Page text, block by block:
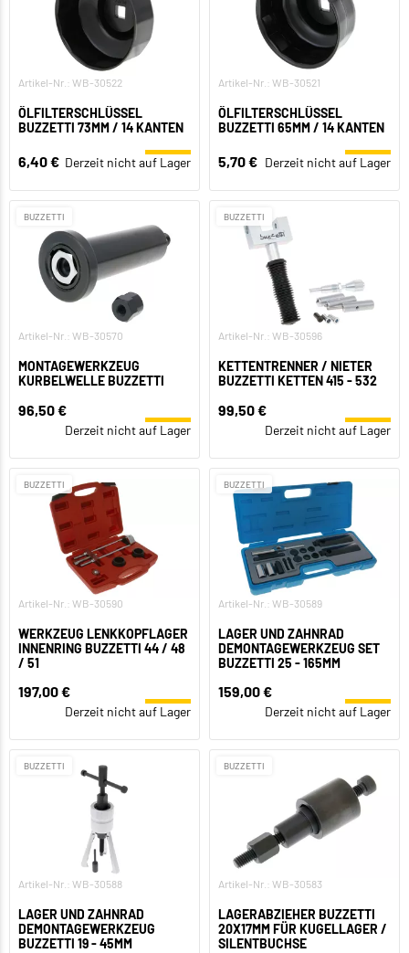
Artikel-Nr.: WB-30522
ÖLFILTERSCHLÜSSEL
BUZZETTI 73MM / 14 KANTEN
6,40 € Derzeit nicht auf Lager
Artikel-Nr.: WB-30521
ÖLFILTERSCHLÜSSEL
BUZZETTI 65MM / 14 KANTEN
5,70 € Derzeit nicht auf Lager
BUZZETTI
Artikel-Nr.: WB-30570
MONTAGEWERKZEUG
KURBELWELLE BUZZETTI
96,50 €
Derzeit nicht auf Lager
BUZZETTI
Artikel-Nr.: WB-30596
KETTENTRENNER / NIETER
BUZZETTI KETTEN 415 - 532
99,50 €
Derzeit nicht auf Lager
BUZZETTI
Artikel-Nr.: WB-30590
WERKZEUG LENKKOPFLAGER
INNENRING BUZZETTI 44 / 48
/ 51
197,00 €
Derzeit nicht auf Lager
BUZZETTI
Artikel-Nr.: WB-30589
LAGER UND ZAHNRAD
DEMONTAGEWERKZEUG SET
BUZZETTI 25 - 165MM
159,00 €
Derzeit nicht auf Lager
BUZZETTI
Artikel-Nr.: WB-30588
LAGER UND ZAHNRAD
DEMONTAGEWERKZEUG
BUZZETTI 19 - 45MM
BUZZETTI
Artikel-Nr.: WB-30583
LAGERABZIEHER BUZZETTI
20X17MM FÜR KUGELLAGER /
SILENTBUCHSE